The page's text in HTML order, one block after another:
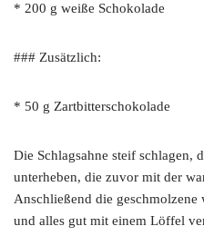
* 200 g weiße Schokolade
### Zusätzlich:
* 50 g Zartbitterschokolade
Die Schlagsahne steif schlagen,
unterheben, die zuvor mit der
Anschließend die geschmolzene
und alles gut mit einem Löffel